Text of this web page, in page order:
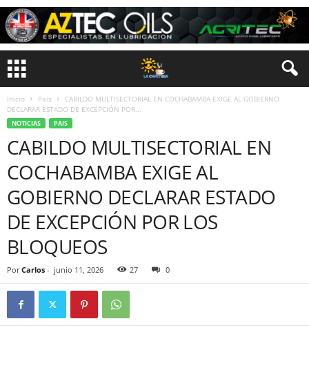
Inicio Pais
CABILDO MULTISECTORIAL EN COCHABAMBA EXIGE AL GOBIERNO
DECLARAR ESTADO DE EXCEPCIÓN POR...
NOTICIAS PAIS
CABILDO MULTISECTORIAL EN
COCHABAMBA EXIGE AL
GOBIERNO DECLARAR ESTADO
DE EXCEPCIÓN POR LOS
BLOQUEOS
Por Carlos - junio 11, 2026 27 0